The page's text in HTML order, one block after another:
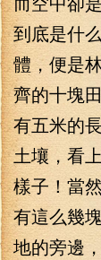
到底是什
體，便是
齊的十塊
有五米的
土壤，看
樣子！當
有這么幾
地的旁邊